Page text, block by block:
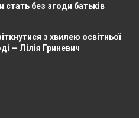
стать без згоди батьків
з хвилею освітньої
— Лілія Гриневич